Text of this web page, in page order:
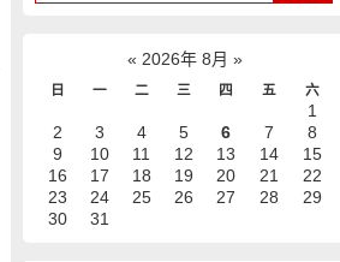
« 2026年 8月 »
日 一 二 三 四 五 六
1
2
3 4 5 6 7
8
9
10 11 12 13 14
15
16
17 18 19 20 21
22
23
24 25 26 27 28
29
30
31